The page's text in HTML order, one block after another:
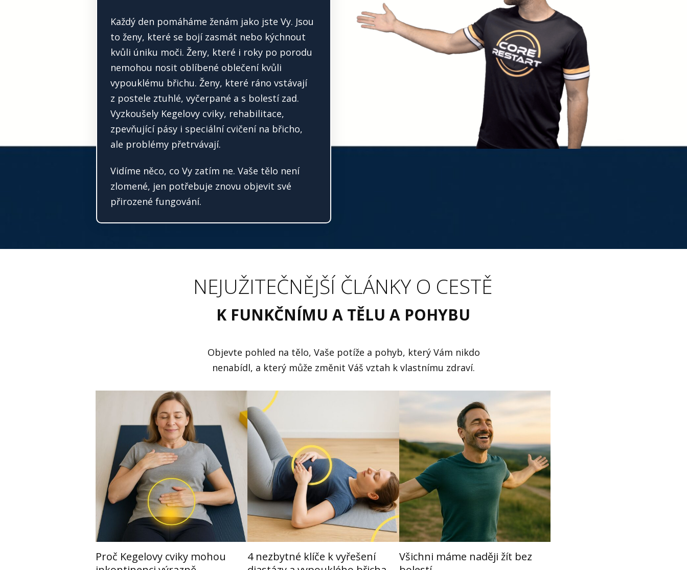
Každý den pomáháme ženám jako jste Vy. Jsou
to ženy, které se bojí zasmát nebo kýchnout
kvůli úniku moči. Ženy, které i roky po porodu
nemohou nosit oblíbené oblečení kvůli
vypouklému břichu. Ženy, které ráno vstávají
z postele ztuhlé, vyčerpané a s bolestí zad.
Vyzkoušely Kegelovy cviky, rehabilitace,
zpevňující pásy i speciální cvičení na břicho,
ale problémy přetrvávají.
Vidíme něco, co Vy zatím ne. Vaše tělo není
zlomené, jen potřebuje znovu objevit své
přirozené fungování.
NEJUŽITEČNĚJŠÍ ČLÁNKY O CESTĚ
K FUNKČNÍMU A TĚLU A POHYBU
Objevte pohled na tělo, Vaše potíže a pohyb, který Vám nikdo
nenabídl, a který může změnit Váš vztah k vlastnímu zdraví.
Proč Kegelovy cviky mohou
4 nezbytné klíče k vyřešení
Všichni máme naději žít bez